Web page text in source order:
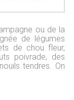
ou de la
de légumes
de chou fleur,
poivrade, des
tendres. On